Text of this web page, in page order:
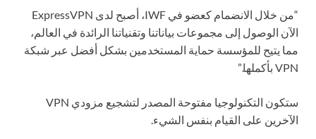
“من خلال الانضمام كعضو في IWF، أصبح لدى ExpressVPN
الآن الوصول إلى مجموعات بياناتنا وتقنياتنا الرائدة في العالم،
مما يتيح للمؤسسة حماية المستخدمين بشكل أفضل عبر شبكة
VPN بأكملها.”
ستكون التكنولوجيا مفتوحة المصدر لتشجيع مزودي VPN
الآخرين على القيام بنفس الشيء.